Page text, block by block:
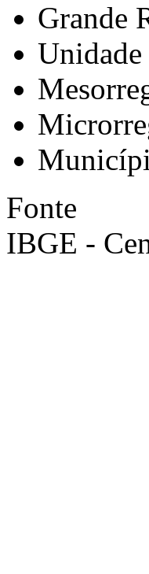
Grande
Unidade
Fonte
IBGE -